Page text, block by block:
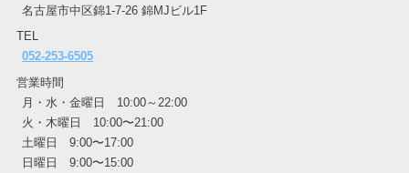
名古屋市中区錦1-7-26 錦MJビル1F
TEL
052-253-6505
営業時間
月・水・金曜日 10:00～22:00
火・木曜日 10:00〜21:00
土曜日 9:00〜17:00
日曜日 9:00〜15:00